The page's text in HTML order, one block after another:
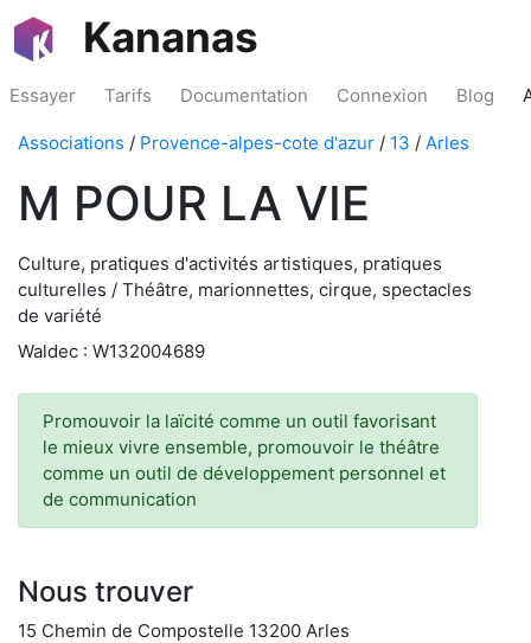
Kananas
Essayer Tarifs Documentation Connexion Blog
Associations / Provence-alpes-cote d'azur / 13 / Arles
M POUR LA VIE
Culture, pratiques d'activités artistiques, pratiques
culturelles / Théâtre, marionnettes, cirque, spectacles
de variété
Waldec : W132004689
Promouvoir la laïcité comme un outil favorisant
le mieux vivre ensemble, promouvoir le théâtre
comme un outil de développement personnel et
de communication
Nous trouver
15 Chemin de Compostelle 13200 Arles